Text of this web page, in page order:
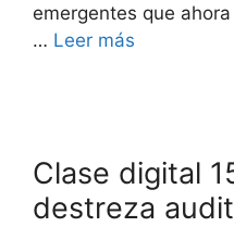
emergentes que
… Leer más
Clase digital
destreza